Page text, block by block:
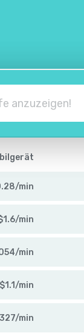
/min
1.6/min
/min
$1.1/min
/min